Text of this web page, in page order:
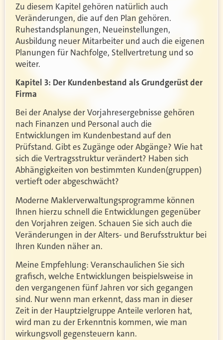
Zu diesem Kapitel gehören natürlich auch
Veränderungen, die auf den Plan gehören.
Ruhestandsplanungen, Neueinstellungen,
Ausbildung neuer Mitarbeiter und auch die eigenen
Planungen für Nachfolge, Stellvertretung und so
weiter.
Kapitel 3: Der Kundenbestand als Grundgerüst der
Firma
Bei der Analyse der Vorjahresergebnisse gehören
nach Finanzen und Personal auch die
Entwicklungen im Kundenbestand auf den
Prüfstand. Gibt es Zugänge oder Abgänge? Wie hat
sich die Vertragsstruktur verändert? Haben sich
Abhängigkeiten von bestimmten Kunden(gruppen)
vertieft oder abgeschwächt?
Moderne Maklerverwaltungsprogramme können
Ihnen hierzu schnell die Entwicklungen gegenüber
den Vorjahren zeigen. Schauen Sie sich auch die
Veränderungen in der Alters- und Berufsstruktur bei
Ihren Kunden näher an.
Meine Empfehlung: Veranschaulichen Sie sich
grafisch, welche Entwicklungen beispielsweise in
den vergangenen fünf Jahren vor sich gegangen
sind. Nur wenn man erkennt, dass man in dieser
Zeit in der Hauptzielgruppe Anteile verloren hat,
wird man zu der Erkenntnis kommen, wie man
wirkungsvoll gegensteuern kann.